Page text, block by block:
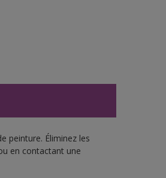
peinture. Éliminez les
en contactant une